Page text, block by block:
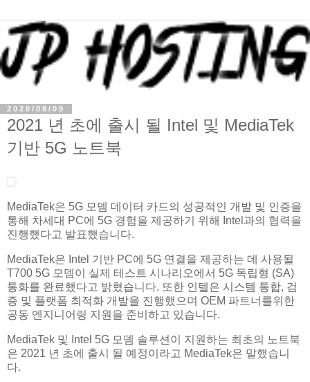
2020/08/09
2021 년 초에 출시 될 Intel 및 MediaTek
기반 5G 노트북
MediaTek은 5G 모뎀 데이터 카드의 성공적인 개발 및 인증을
통해 차세대 PC에 5G 경험을 제공하기 위해 Intel과의 협력을
진행했다고 발표했습니다.
MediaTek은 Intel 기반 PC에 5G 연결을 제공하는 데 사용될
T700 5G 모뎀이 실제 테스트 시나리오에서 5G 독립형 (SA)
통화를 완료했다고 밝혔습니다. 또한 인텔은 시스템 통합, 검
증 및 플랫폼 최적화 개발을 진행했으며 OEM 파트너를위한
공동 엔지니어링 지원을 준비하고 있습니다.
MediaTek 및 Intel 5G 모뎀 솔루션이 지원하는 최초의 노트북
은 2021 년 초에 출시 될 예정이라고 MediaTek은 말했습니
다.